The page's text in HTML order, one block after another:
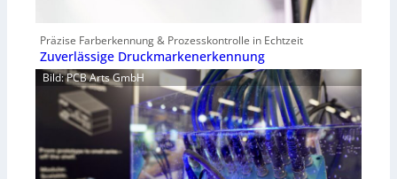
Präzise Farberkennung & Prozesskontrolle in Echtzeit
Zuverlässige Druckmarkenerkennung
Bild: PCB Arts GmbH